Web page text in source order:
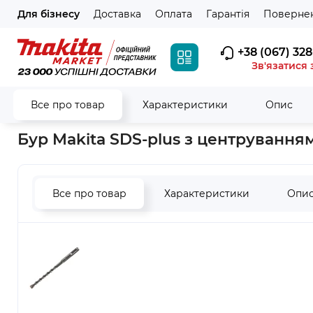
Для бізнесу Доставка Оплата Гарантія
+38 (067)
Зв'язатися
Все про товар Характеристики Опис
Головна Витратні матеріали Бури та долота Бури з
Бур Makita SDS-plus з
Все про товар Характеристики